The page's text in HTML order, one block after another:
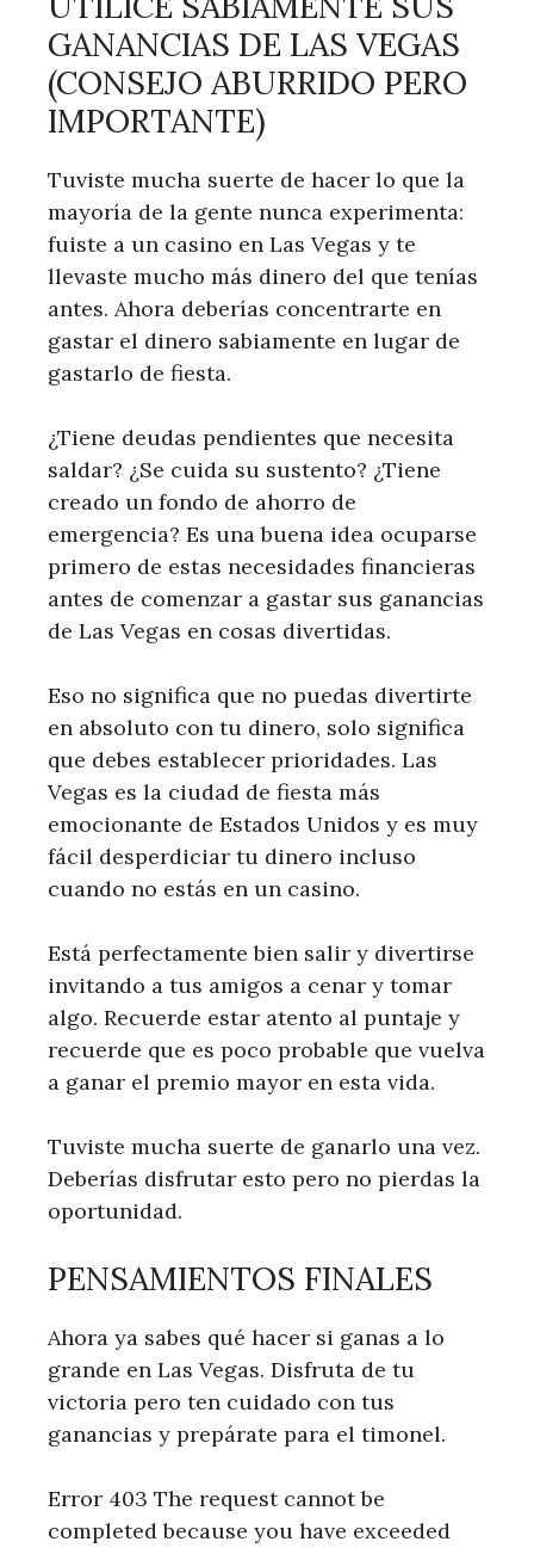
GANANCIAS DE LAS VEGAS
(CONSEJO ABURRIDO PERO
IMPORTANTE)
Tuviste mucha suerte de hacer lo que la
mayoría de la gente nunca experimenta:
fuiste a un casino en Las Vegas y te
llevaste mucho más dinero del que tenías
antes. Ahora deberías concentrarte en
gastar el dinero sabiamente en lugar de
gastarlo de fiesta.
¿Tiene deudas pendientes que necesita
saldar? ¿Se cuida su sustento? ¿Tiene
creado un fondo de ahorro de
emergencia? Es una buena idea ocuparse
primero de estas necesidades financieras
antes de comenzar a gastar sus ganancias
de Las Vegas en cosas divertidas.
Eso no significa que no puedas divertirte
en absoluto con tu dinero, solo significa
que debes establecer prioridades. Las
Vegas es la ciudad de fiesta más
emocionante de Estados Unidos y es muy
fácil desperdiciar tu dinero incluso
cuando no estás en un casino.
Está perfectamente bien salir y divertirse
invitando a tus amigos a cenar y tomar
algo. Recuerde estar atento al puntaje y
recuerde que es poco probable que vuelva
a ganar el premio mayor en esta vida.
Tuviste mucha suerte de ganarlo una vez.
Deberías disfrutar esto pero no pierdas la
oportunidad.
PENSAMIENTOS FINALES
Ahora ya sabes qué hacer si ganas a lo
grande en Las Vegas. Disfruta de tu
victoria pero ten cuidado con tus
ganancias y prepárate para el timonel.
Error 403 The request cannot be
completed because you have exceeded